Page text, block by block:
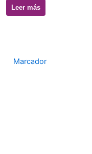
Leer más